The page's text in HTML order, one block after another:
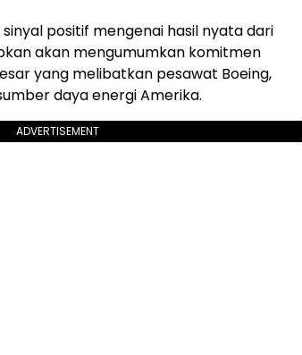
positif mengenai hasil nyata dari
akan mengumumkan komitmen
yang melibatkan pesawat Boeing,
daya energi Amerika.
ADVERTISEMENT